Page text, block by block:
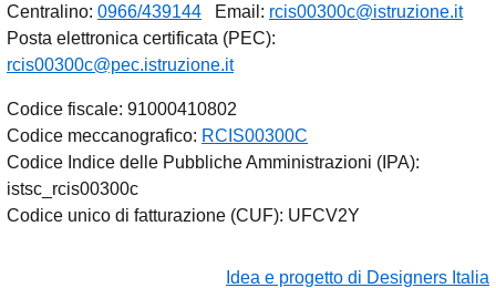
Centralino: 0966/439144 Email: rcis00300c@istruzione.it
Posta elettronica certificata (PEC):
rcis00300c@pec.istruzione.it
Codice fiscale: 91000410802
Codice meccanografico: RCIS00300C
Codice Indice delle Pubbliche Amministrazioni (IPA):
istsc_rcis00300c
Codice unico di fatturazione (CUF): UFCV2Y
Idea e progetto di Designers Italia